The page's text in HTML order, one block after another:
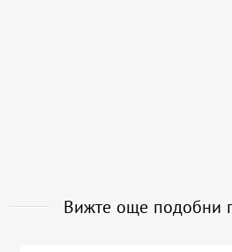
Вижте още подобни